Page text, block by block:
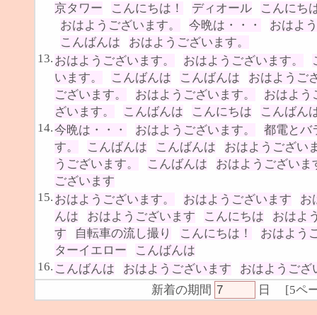
京タワー
こんにちは！ ディオール
こんにち
おはようございます。
今晩は・・・
おはよ
こんばんは
おはようございます。
13. おはようございます。 おはようございます。
います。
こんばんは こんばんは
おはようご
ございます。
おはようございます。
おはよう
ざいます。
こんばんは こんにちは
こんばん
14.今晩は・・・ おはようございます。
都電とバ
す。
こんばんは こんばんは
おはようござい
うございます。
こんばんは
おはようございま
ございます
15. おはようございます。 おはようございます
お
んは
おはようございます こんにちは
おはよ
す
自転車の流し撮り こんにちは！
おはよう
ターイエロー
こんばんは
16. こんばんは おはようございます
おはようござ
新着の期間
日 [5ペ